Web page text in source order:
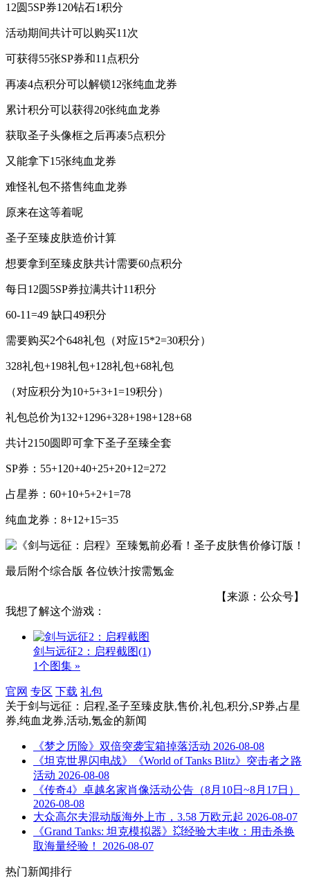
12圆5SP券120钻石1积分
活动期间共计可以购买11次
可获得55张SP券和11点积分
再凑4点积分可以解锁12张纯血龙券
累计积分可以获得20张纯血龙券
获取圣子头像框之后再凑5点积分
又能拿下15张纯血龙券
难怪礼包不搭售纯血龙券
原来在这等着呢
圣子至臻皮肤造价计算
想要拿到至臻皮肤共计需要60点积分
每日12圆5SP券拉满共计11积分
60-11=49 缺口49积分
需要购买2个648礼包（对应15*2=30积分）
328礼包+198礼包+128礼包+68礼包
（对应积分为10+5+3+1=19积分）
礼包总价为132+1296+328+198+128+68
共计2150圆即可拿下圣子至臻全套
SP券：55+120+40+25+20+12=272
占星券：60+10+5+2+1=78
纯血龙券：8+12+15=35
最后附个综合版 各位铁汁按需氪金
【来源：公众号】
我想了解这个游戏：
剑与远征2：启程截图(1)
1个图集 »
官网 专区 下载 礼包
关于剑与远征：启程,圣子至臻皮肤,售价,礼包,积分,SP券,占星
券,纯血龙券,活动,氪金的新闻
《梦之历险》双倍突袭宝箱掉落活动 2026-08-08
《坦克世界闪电战》《World of Tanks Blitz》突击者之路
活动 2026-08-08
《传奇4》卓越名家肖像活动公告（8月10日~8月17日）
2026-08-08
大众高尔夫混动版海外上市，3.58 万欧元起 2026-08-07
《Grand Tanks: 坦克模拟器》💥经验大丰收：用击杀换
取海量经验！
2026-08-07
热门新闻排行